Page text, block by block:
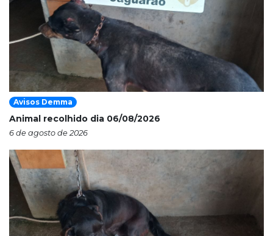
Avisos Demma
Animal recolhido dia 06/08/2026
6 de agosto de 2026